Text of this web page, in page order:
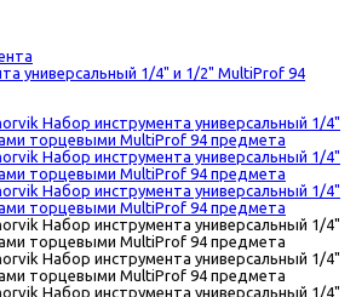
универсальный 1/4" и 1/2" MultiProf 94